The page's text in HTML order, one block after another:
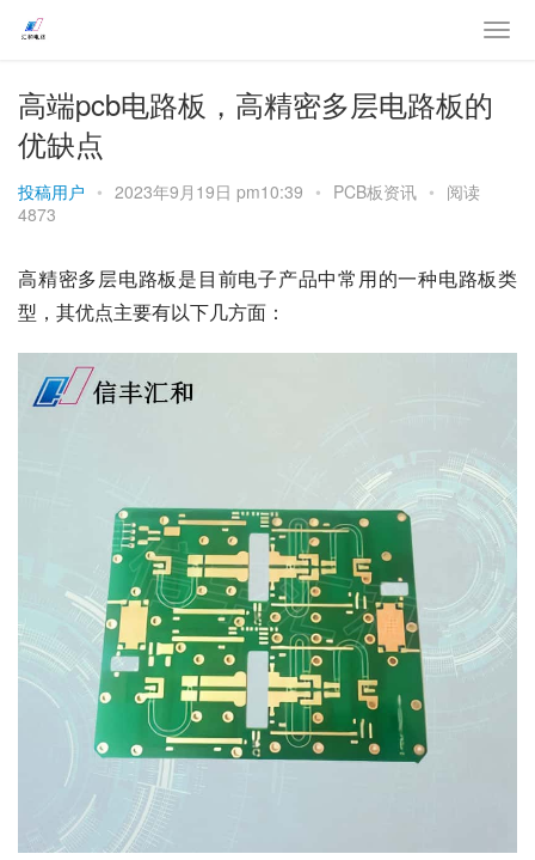
高端pcb电路板，高精密多层电路板的
优缺点
投稿用户 • 2023年9月19日 pm10:39 • PCB板资讯 • 阅读
4873
高精密多层电路板是目前电子产品中常用的一种电路板类
型，其优点主要有以下几方面：